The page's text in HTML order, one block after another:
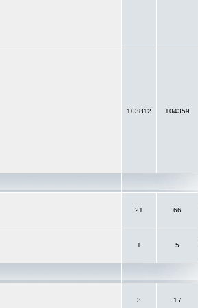
103812 104359
21 66
1 5
3 17